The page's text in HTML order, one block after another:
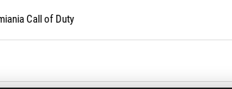
Call of Duty